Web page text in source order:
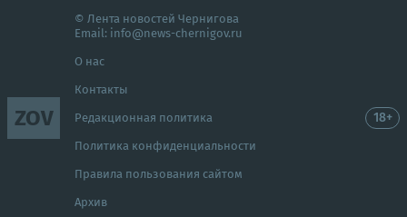
ZOV
© Лента новостей Чернигова
Email: info@news-chernigov.ru
О нас
Контакты
Редакционная политика
Политика конфиденциальности
Правила пользования сайтом
Архив
18+